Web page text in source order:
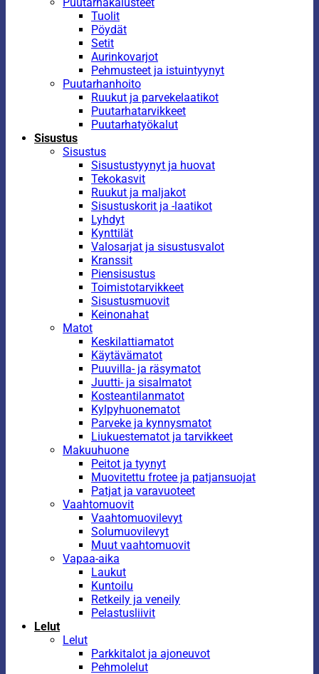
Tuolit
Pöydät
Setit
Aurinkovarjot
Pehmusteet ja istuintyynyt
Puutarhanhoito
Ruukut ja parvekelaatikot
Puutarhatarvikkeet
Puutarhatyökalut
Sisustus
Sisustus
Sisustustyynyt ja huovat
Tekokasvit
Ruukut ja maljakot
Sisustuskorit ja -laatikot
Lyhdyt
Kynttilät
Valosarjat ja sisustusvalot
Kranssit
Piensisustus
Toimistotarvikkeet
Sisustusmuovit
Keinonahat
Matot
Keskilattiamatot
Käytävämatot
Puuvilla- ja räsymatot
Juutti- ja sisalmatot
Kosteantilanmatot
Kylpyhuonematot
Parveke ja kynnysmatot
Liukuestematot ja tarvikkeet
Makuuhuone
Peitot ja tyynyt
Muovitettu frotee ja patjansuojat
Patjat ja varavuoteet
Vaahtomuovit
Vaahtomuovilevyt
Solumuovilevyt
Muut vaahtomuovit
Vapaa-aika
Laukut
Kuntoilu
Retkeily ja veneily
Pelastusliivit
Lelut
Lelut
Parkkitalot ja ajoneuvot
Pehmolelut